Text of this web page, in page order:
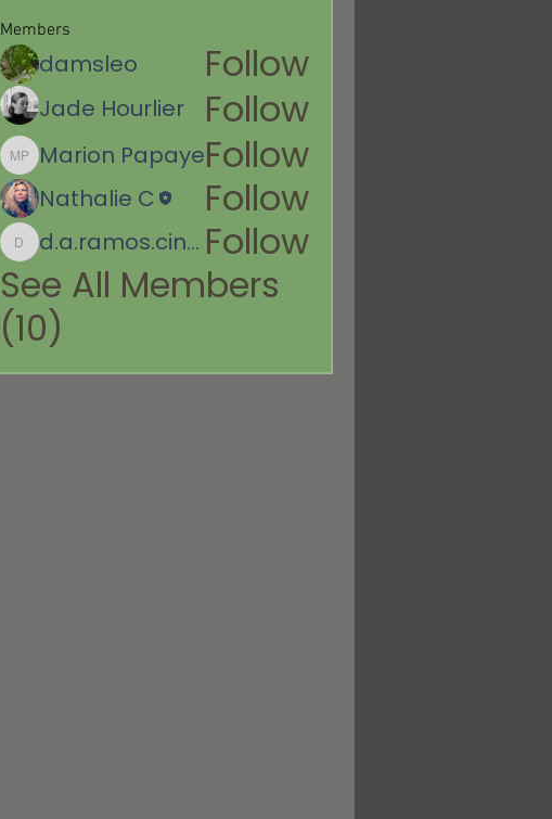
Members
damsleo Follow
Jade Hourlier Follow
Marion Papaye
Marion PapayeFollow
Nathalie C Follow
d.a.ramos.cindy d.a.ramos.cindy Follow
See All Members
(10)